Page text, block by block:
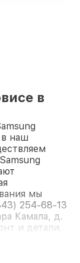
в
в наш
мы
254-68-13
Камала, д.
и детали.